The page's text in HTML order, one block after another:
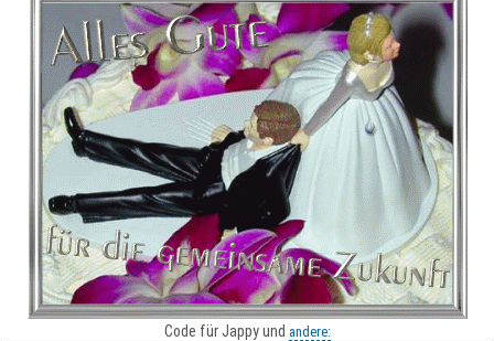
Code für Jappy und andere: